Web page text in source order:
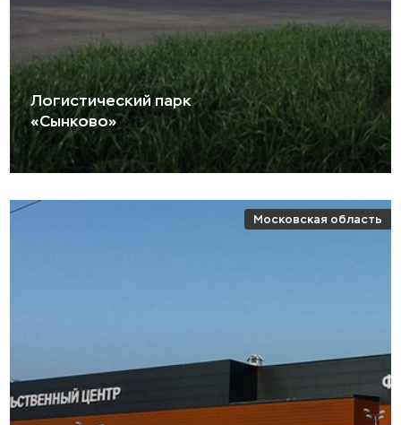
Логистический парк
«Сынково»
Московская область